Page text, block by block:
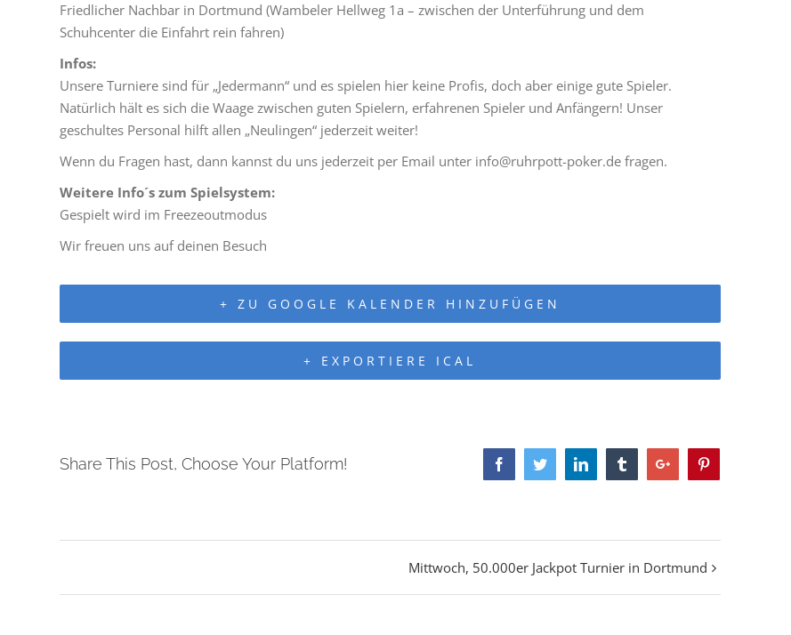
Friedlicher Nachbar in Dortmund (Wambeler Hellweg 1a – zwischen der Unterführung und dem
Schuhcenter die Einfahrt rein fahren)
Infos:
Unsere Turniere sind für „Jedermann“ und es spielen hier keine Profis, doch aber einige gute Spieler.
Natürlich hält es sich die Waage zwischen guten Spielern, erfahrenen Spieler und Anfängern! Unser
geschultes Personal hilft allen „Neulingen“ jederzeit weiter!
Wenn du Fragen hast, dann kannst du uns jederzeit per Email unter info@ruhrpott-poker.de fragen.
Weitere Info´s zum Spielsystem:
Gespielt wird im Freezeoutmodus
Wir freuen uns auf deinen Besuch
+ ZU GOOGLE KALENDER HINZUFÜGEN
+ EXPORTIERE ICAL
Share This Post, Choose Your Platform! FacebookTwitterLinkedin TumblrGoogle+
Mittwoch, 50.000er Jackpot Turnier in Dortmund